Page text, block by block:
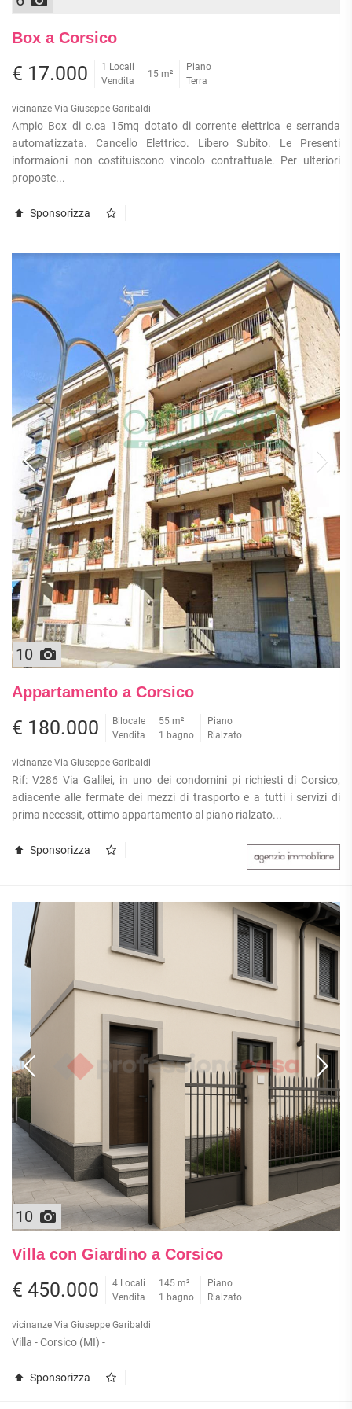
Box a Corsico
€ 17.000
1 Locali
Vendita
15 m²
Piano
Terra
vicinanze Via Giuseppe Garibaldi
Ampio Box di c.ca 15mq dotato di corrente elettrica e serranda
automatizzata. Cancello Elettrico. Libero Subito. Le Presenti
informaioni non costituiscono vincolo contrattuale. Per ulteriori
proposte...
Sponsorizza
10
Appartamento a Corsico
€ 180.000
Bilocale
Vendita
55 m²
1 bagno
Piano
Rialzato
vicinanze Via Giuseppe Garibaldi
Rif: V286 Via Galilei, in uno dei condomini pi richiesti di Corsico,
adiacente alle fermate dei mezzi di trasporto e a tutti i servizi di
prima necessit, ottimo appartamento al piano rialzato...
Sponsorizza
10
Villa con Giardino a Corsico
€ 450.000
4 Locali
Vendita
145 m²
1 bagno
Piano
Rialzato
vicinanze Via Giuseppe Garibaldi
Villa - Corsico (MI) -
Sponsorizza